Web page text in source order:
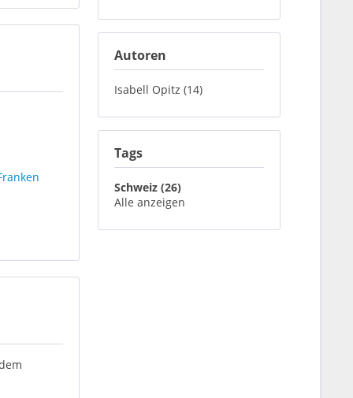
Autoren
Isabell Opitz (14)
Tags
Schweiz (26)
Alle anzeigen